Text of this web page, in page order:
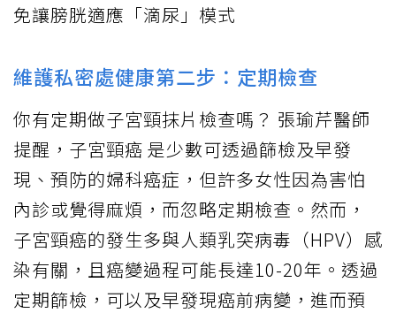
免讓膀胱適應「滴尿」模式
維護私密處健康第二步：定期檢查
你有定期做子宮頸抹片檢查嗎？ 張瑜芹醫師
提醒，子宮頸癌 是少數可透過篩檢及早發
現、預防的婦科癌症，但許多女性因為害怕
內診或覺得麻煩，而忽略定期檢查。然而，
子宮頸癌的發生多與人類乳突病毒（HPV）感
染有關，且癌變過程可能長達10-20年。透過
定期篩檢，可以及早發現癌前病變，進而預